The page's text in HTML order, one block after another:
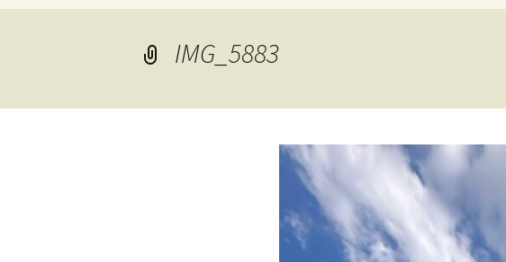
IMG_5883